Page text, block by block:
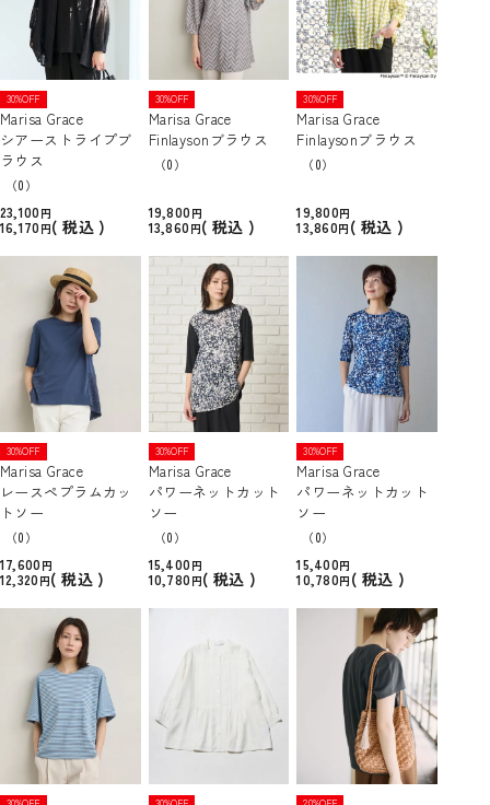
30%OFF
Marisa Grace
シアーストライプブ
ラウス
（0）
23,100
16,170
税込
30%OFF
Marisa Grace
Finlaysonブラウス
（0）
19,800
13,860
税込
30%OFF
Marisa Grace
Finlaysonブラウス
（0）
19,800
13,860
税込
30%OFF
Marisa Grace
レースペプラムカッ
トソー
（0）
17,600
12,320
税込
30%OFF
Marisa Grace
パワーネットカット
ソー
（0）
15,400
10,780
税込
30%OFF
Marisa Grace
パワーネットカット
ソー
（0）
15,400
10,780
税込